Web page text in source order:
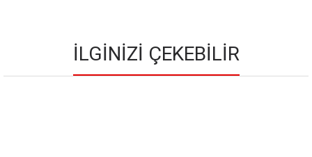
İLGINIZI ÇEKEBILIR